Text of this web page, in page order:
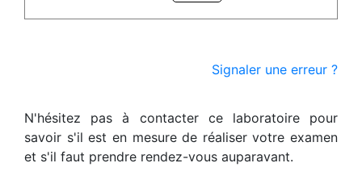
Signaler une erreur ?
N'hésitez pas à contacter ce laboratoire pour
savoir s'il est en mesure de réaliser votre examen
et s'il faut prendre rendez-vous auparavant.